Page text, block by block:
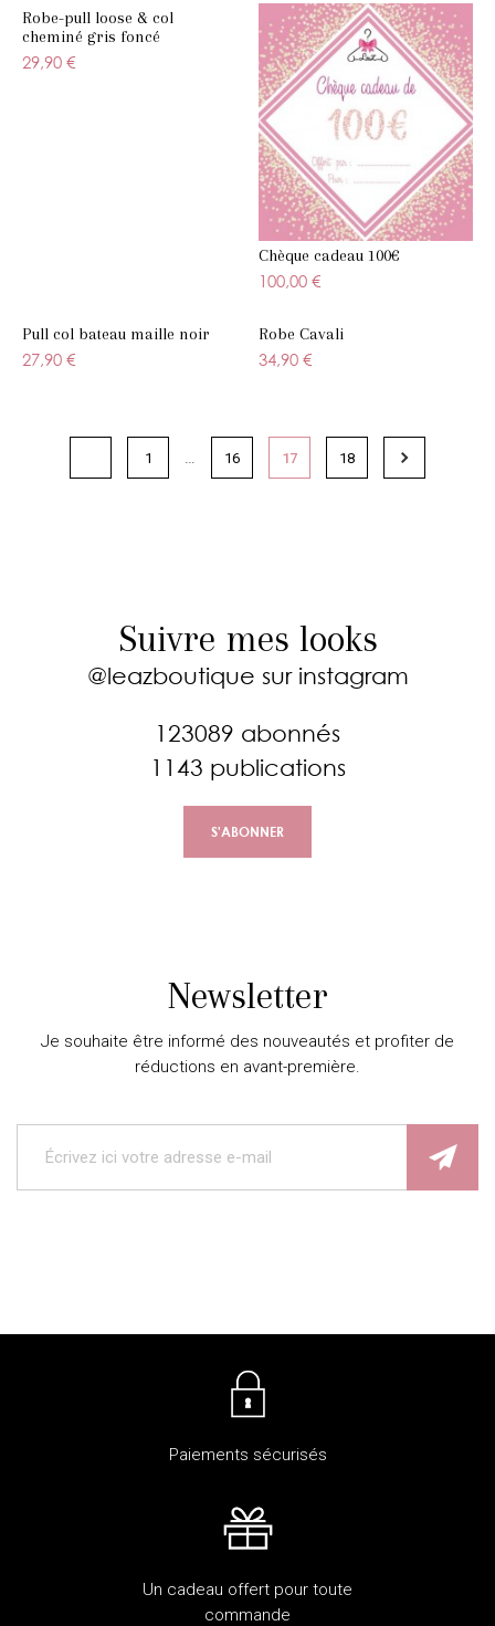
Robe-pull loose & col
cheminé gris foncé
29,90 €
Chèque cadeau 100€
100,00 €
Pull col bateau maille noir
27,90 €
Robe Cavali
34,90 €
1 16 17 18
Suivre mes looks
@leazboutique sur instagram
123089 abonnés
1143 publications
S'ABONNER
Newsletter
Je souhaite être informé des nouveautés et profiter de
réductions en avant-première.
Paiements sécurisés
Un cadeau offert pour toute
commande